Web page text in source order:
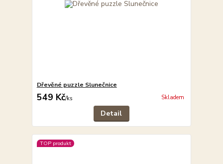
Dřevěné puzzle Slunečnice
549 Kč/ks Skladem
Detail
TOP produkt